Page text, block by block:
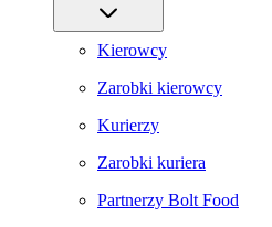
Kierowcy
Zarobki kierowcy
Kurierzy
Zarobki kuriera
Partnerzy Bolt Food